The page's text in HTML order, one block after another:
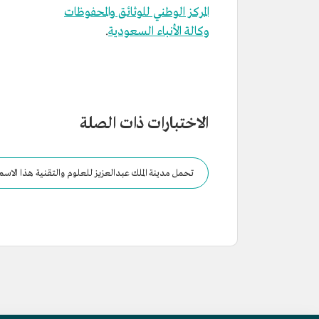
المركز الوطني للوثائق والمحفوظات
وكالة الأنباء السعودية.
الاختبارات ذات الصلة
تحمل مدينة الملك عبدالعزيز للعلوم والتقنية هذا